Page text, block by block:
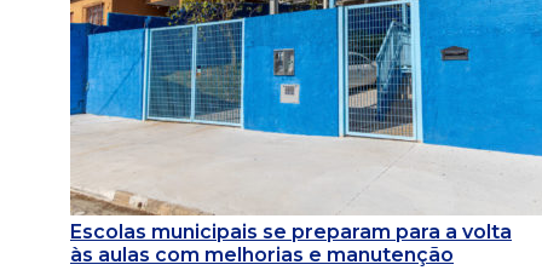
Escolas municipais se preparam para a volta
às aulas com melhorias e manutenção